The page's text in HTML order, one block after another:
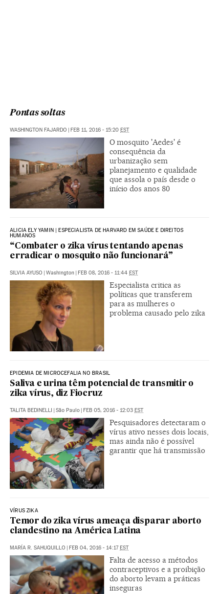
Pontas soltas
WASHINGTON FAJARDO | FEB 11, 2016 - 15:20 EST
O mosquito 'Aedes' é
consequência da
urbanização sem
planejamento e qualidade
que assola o país desde o
início dos anos 80
ALICIA ELY YAMIN | ESPECIALISTA DE HARVARD EM SAÚDE E DIREITOS
HUMANOS
“Combater o zika vírus tentando apenas
erradicar o mosquito não funcionará”
SILVIA AYUSO | Washington | FEB 08, 2016 - 11:44 EST
Especialista critica as
políticas que transferem
para as mulheres o
problema causado pelo zika
EPIDEMIA DE MICROCEFALIA NO BRASIL
Saliva e urina têm potencial de transmitir o
zika vírus, diz Fiocruz
TALITA BEDINELLI | São Paulo | FEB 05, 2016 - 12:03 EST
Pesquisadores detectaram o
vírus ativo nesses dois locais,
mas ainda não é possível
garantir que há transmissão
VÍRUS ZIKA
Temor do zika vírus ameaça disparar aborto
clandestino na América Latina
MARÍA R. SAHUQUILLO | FEB 04, 2016 - 14:17EST
Falta de acesso a métodos
contraceptivos e a proibição
do aborto levam a práticas
inseguras